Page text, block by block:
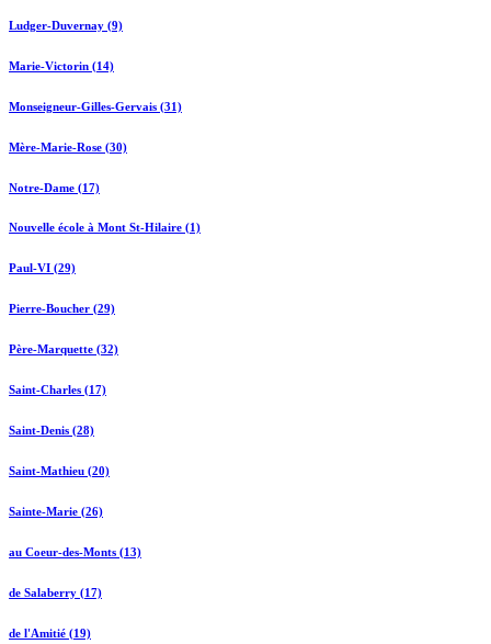
Ludger-Duvernay (9)
Marie-Victorin (14)
Monseigneur-Gilles-Gervais (31)
Mère-Marie-Rose (30)
Notre-Dame (17)
Nouvelle école à Mont St-Hilaire (1)
Paul-VI (29)
Pierre-Boucher (29)
Père-Marquette (32)
Saint-Charles (17)
Saint-Denis (28)
Saint-Mathieu (20)
Sainte-Marie (26)
au Coeur-des-Monts (13)
de Salaberry (17)
de l'Amitié (19)